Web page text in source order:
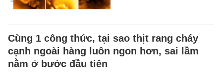
Cùng 1 công thức, tại sao thịt rang cháy
cạnh ngoài hàng luôn ngon hơn, sai lầm
nằm ở bước đầu tiên